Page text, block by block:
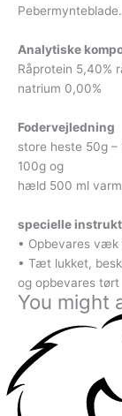
Pebermynteblade.
Analytiske
Råprotein 5,40%
natrium 0,00%
Fodervejledning
store heste 50g
100g og
hæld 500 ml
specielle
• Opbevares væk
• Tæt lukket,
og opbevares tørt
You might